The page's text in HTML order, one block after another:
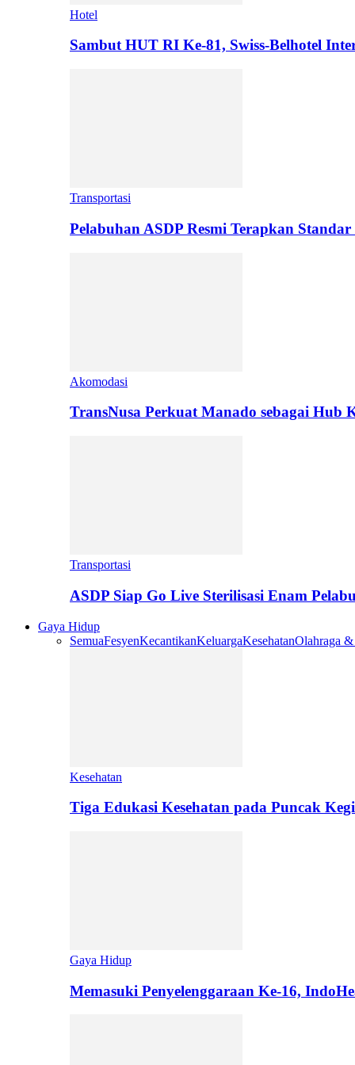
Hotel
Sambut HUT RI Ke-81, Swiss-Belhotel
Transportasi
Pelabuhan ASDP Resmi Terapkan
Akomodasi
TransNusa Perkuat Manado sebagai
Transportasi
ASDP Siap Go Live Sterilisasi Enam
Gaya Hidup
SemuaFesyenKecantikanKeluargaKesehatanOlahraga
Kesehatan
Tiga Edukasi Kesehatan pada Puncak
Gaya Hidup
Memasuki Penyelenggaraan Ke-16,